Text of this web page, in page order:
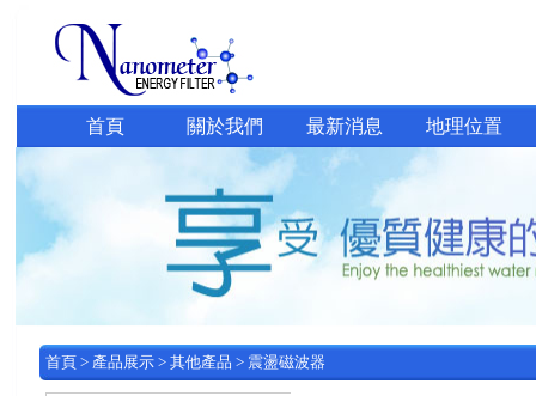
首頁 關於我們 最新消息 地理位置
首頁> 產品展示> 其他產品 > 震盪磁波器